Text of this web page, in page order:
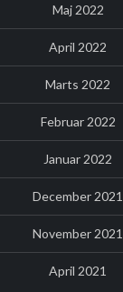
Maj 2022
April 2022
Marts 2022
Februar 2022
Januar 2022
December 2021
November 2021
April 2021